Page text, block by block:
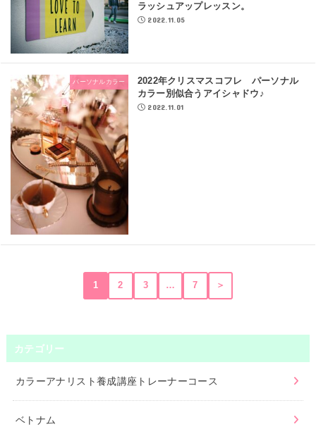
ラッシュアップレッスン。
2022.11.05
パーソナルカラー
2022年クリスマスコフレ パーソナル
カラー別似合うアイシャドウ♪
2022.11.01
1 2 3 … 7 ＞
カテゴリー
カラーアナリスト養成講座トレーナーコース
ベトナム